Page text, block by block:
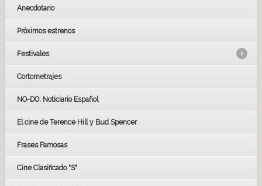
Anecdotario
Próximos estrenos
Festivales
LOS OSCARS
GOYAS
BAFTA
Cortometrajes
NO-DO. Noticiario Español
El cine de Terence Hill y Bud Spencer
Frases Famosas
Cine Clasificado "S"